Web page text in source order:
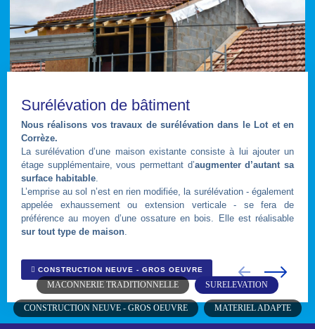
Surélévation de bâtiment
Nous réalisons vos travaux de surélévation dans le Lot et en
Corrèze.
La surélévation d’une maison existante consiste à lui ajouter un
étage supplémentaire, vous permettant d’augmenter d’autant sa
surface habitable.
L’emprise au sol n’est en rien modifiée, la surélévation - également
appelée exhaussement ou extension verticale - se fera de
préférence au moyen d’une ossature en bois. Elle est réalisable
sur tout type de maison.
CONSTRUCTION NEUVE - GROS OEUVRE
MACONNERIE TRADITIONNELLE SURELEVATION
CONSTRUCTION NEUVE - GROS OEUVRE MATERIEL ADAPTE